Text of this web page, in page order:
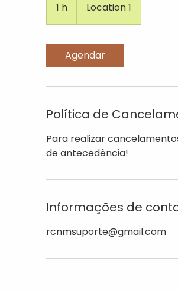
1 h Location 1
Agendar
Política de
Para realizar
de antecedência!
Informações de
rcnmsuporte@gmail.com